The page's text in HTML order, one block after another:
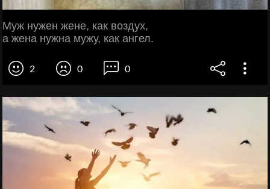
Муж нужен жене, как воздух,
а жена нужна мужу, как ангел.
2 0 0